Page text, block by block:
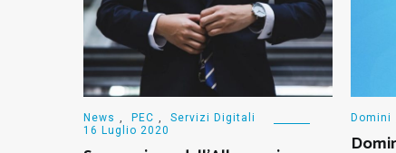
News PEC
Servizi Digitali
16 Luglio 2020
Domini